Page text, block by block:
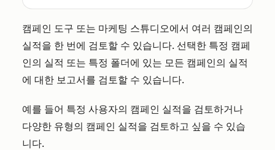
캠페인 도구 또는 마케팅 스튜디오에서 여러 캠페인의
실적을 한 번에 검토할 수 있습니다. 선택한 특정 캠페
인의 실적 또는 특정 폴더에 있는 모든 캠페인의 실적
에 대한 보고서를 검토할 수 있습니다.
예를 들어 특정 사용자의 캠페인 실적을 검토하거나
다양한 유형의 캠페인 실적을 검토하고 싶을 수 있습
니다.